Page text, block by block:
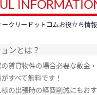
ークリードットコムお役立ち情報
ンとは？
賃貸物件の場合必要な敷金
すべて無料です！
の出張時の経費削減にもおす